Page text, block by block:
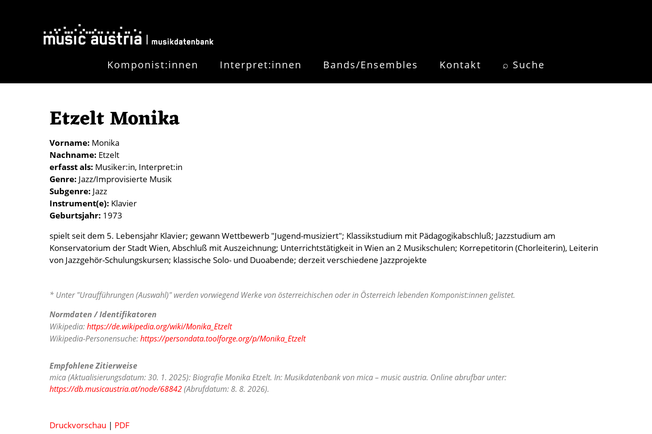
Komponist:innen Interpret:innen Bands/Ensembles Kontakt ⌕ Suche
Etzelt Monika
Vorname Monika
Nachname Etzelt
erfasst als Musiker:in Interpret:in
Genre Jazz/Improvisierte Musik
Subgenre Jazz
Instrument(e) Klavier
Geburtsjahr 1973
spielt seit dem 5. Lebensjahr Klavier; gewann Wettbewerb "Jugend-musiziert"; Klassikstudium mit Pädagogikabschluß; Jazzstudium am
Konservatorium der Stadt Wien, Abschluß mit Auszeichnung; Unterrichtstätigkeit in Wien an 2 Musikschulen; Korrepetitorin (Chorleiterin), Leiterin
von Jazzgehör-Schulungskursen; klassische Solo- und Duoabende; derzeit verschiedene Jazzprojekte
* Unter "Uraufführungen (Auswahl)" werden vorwiegend Werke von österreichischen oder in Österreich lebenden Komponist:innen gelistet.
Normdaten / Identifikatoren
Wikipedia:https://de.wikipedia.org/wiki/Monika_Etzelt
Wikipedia-Personensuche:https://persondata.toolforge.org/p/Monika_Etzelt
Empfohlene Zitierweise
mica (Aktualisierungsdatum: 30. 1. 2025): Biografie Monika Etzelt. In: Musikdatenbank von mica – music austria. Online abrufbar unter:
https://db.musicaustria.at/node/68842(Abrufdatum: 8. 8. 2026).
Druckvorschau | PDF